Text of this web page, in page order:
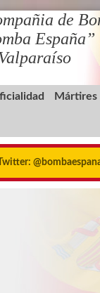
de
España”
Mártires